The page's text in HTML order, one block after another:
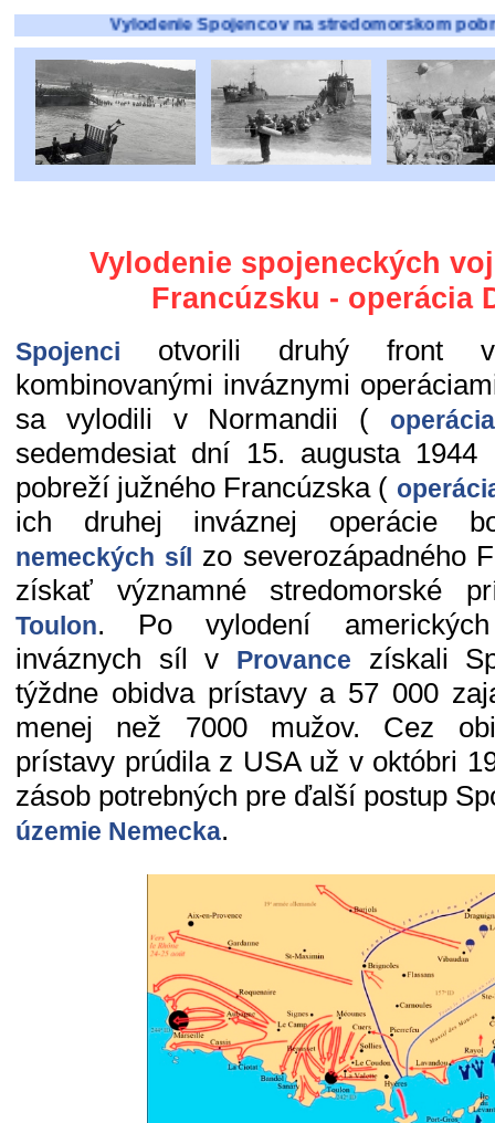
Vylodenie Spojencov na stredomorskom pobreží
Vylodenie spojeneckých
Francúzsku - operácia
Spojenci
otvorili druhý front v
kombinovanými inváznymi
sa vylodili v Normandii (
sedemdesiat dní 15. augusta 1944
pobreží južného Francúzska (
ich druhej inváznej operácie
nemeckých síl zo severozápadného
získať významné stredomorské
Toulon. Po vylodení
inváznych síl v
Provance
získali
týždne obidva prístavy a 57 000
menej než 7000 mužov. Cez
prístavy prúdila z USA už v októbri
zásob potrebných pre ďalší postup
územie Nemecka.